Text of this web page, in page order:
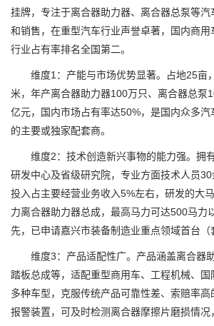
挂牌，专注于离合器助力器、离合器总泵等
和销售，在重型汽车行业声誉卓著，国内商
行业占有率排名全国第二。
维度1：产能与市场优势显著。占地25亩
米，年产离合器助力器100万只、离合器总泵
亿元，国内市场占有率达50%，是国内众多汽
的主要或独家配套商。
维度2：技术创造新兴事物的能力强。拥
研发中心及省级研究院，专业方面技术人员
投入占主要经营业务收入5%左右，研发的大
力离合器助力器总成，最高马力可达500马力
先，已申请嘉兴市装备制造业重点领域首台（
维度3：产品适配性广。产品涵盖离合器助
踏板总成等，适配重型商用车、工程机械、
多种车型，克服传统产品可靠性差、索赔率
报警装置，可及时检测离合器摩擦片磨损情况